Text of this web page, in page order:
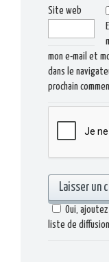
Site web
mon e-mail et
dans le
prochain
Oui,
liste de